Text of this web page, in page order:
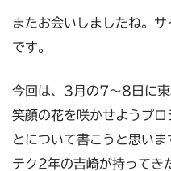
またお会いしましたね。
です。
今回は、3月の7～8日に
笑顔の花を咲かせようプ
とについて書こうと思い
テク2年の吉崎が持ってき